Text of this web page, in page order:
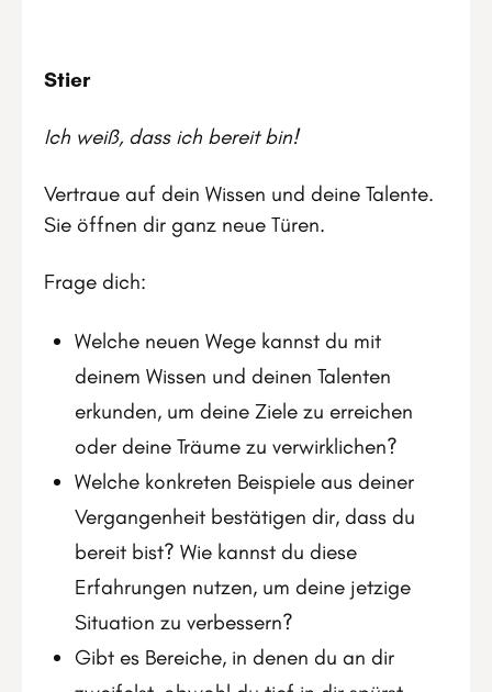
Stier
Ich weiß, dass ich bereit bin!
Vertraue auf dein Wissen und deine Talente.
Sie öffnen dir ganz neue Türen.
Frage dich:
Welche neuen Wege kannst du mit
deinem Wissen und deinen Talenten
erkunden, um deine Ziele zu erreichen
oder deine Träume zu verwirklichen?
Welche konkreten Beispiele aus deiner
Vergangenheit bestätigen dir, dass du
bereit bist? Wie kannst du diese
Erfahrungen nutzen, um deine jetzige
Situation zu verbessern?
Gibt es Bereiche, in denen du an dir